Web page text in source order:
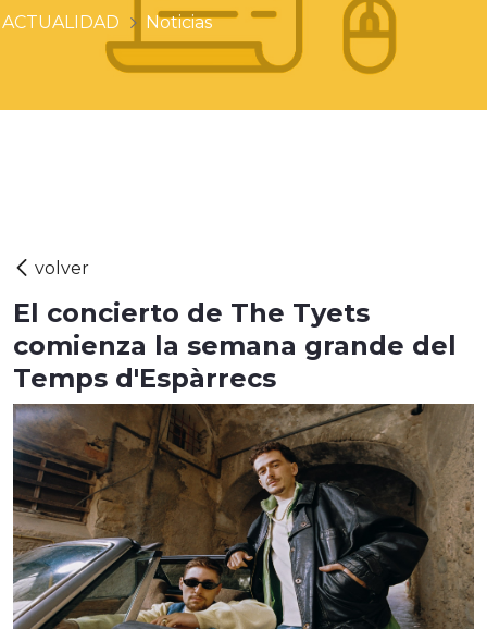
ACTUALIDAD Noticias
El concierto de The Tyets
comienza la semana grande del
Temps d'Espàrrecs